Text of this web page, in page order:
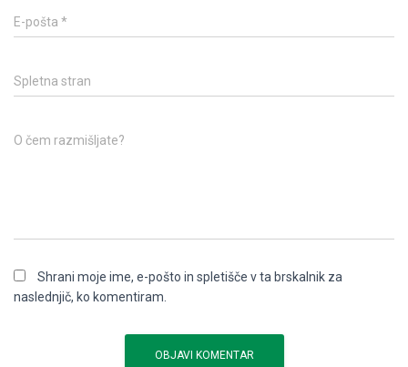
E-pošta *
Spletna stran
O čem razmišljate?
Shrani moje ime, e-pošto in spletišče v ta brskalnik za
naslednjič, ko komentiram.